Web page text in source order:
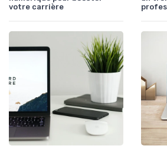
votre carrière